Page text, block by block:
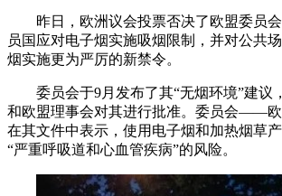
昨日，欧洲议会投票否决了欧盟委员
员国应对电子烟实施吸烟限制，并对公共
烟实施更为严厉的新禁令。
委员会于9月发布了其“无烟环境”建议
和欧盟理事会对其进行批准。委员会——
在其文件中表示，使用电子烟和加热烟草
“严重呼吸道和心血管疾病”的风险。